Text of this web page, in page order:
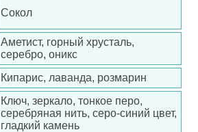
Сокол
Аметист, горный хрусталь,
серебро, оникс
Кипарис, лаванда, розмарин
Ключ, зеркало, тонкое перо,
серебряная нить, серо-синий цвет,
гладкий камень